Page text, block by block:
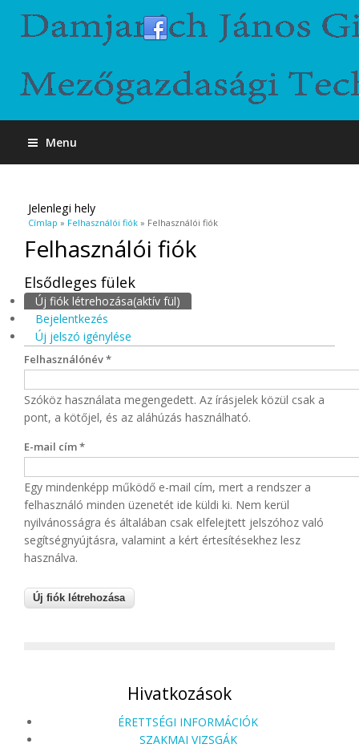
Menu
Jelenlegi hely
Címlap » Felhasználói fiók » Felhasználói fiók
Felhasználói fiók
Elsődleges fülek
Új fiók létrehozása(aktív fül)
Bejelentkezés
Új jelszó igénylése
Felhasználónév*
Szóköz használata megengedett. Az írásjelek közül csak a
pont, a kötőjel, és az aláhúzás használható.
E-mail cím*
Egy mindenképp működő e-mail cím, mert a rendszer a
felhasználó minden üzenetét ide küldi ki. Nem kerül
nyilvánosságra és általában csak elfelejtett jelszóhoz való
segítségnyújtásra, valamint a kért értesítésekhez lesz
használva.
Hivatkozások
ÉRETTSÉGI INFORMÁCIÓK
SZAKMAI VIZSGÁK